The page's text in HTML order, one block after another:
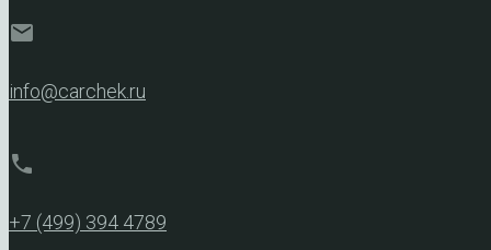
mail
info@carchek.ru
phone
+7 (499) 394 4789